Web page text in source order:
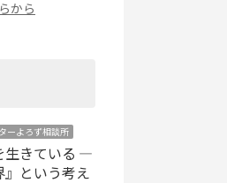
から
ーよろず相談所
生きている ―
』という考え